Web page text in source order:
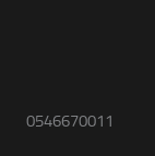
0546670011